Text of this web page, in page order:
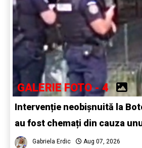
GALERIE FOTO - 4
Intervenție neobișnuită la
au fost chemați din cauza
Gabriela Erdic Aug 07, 2026